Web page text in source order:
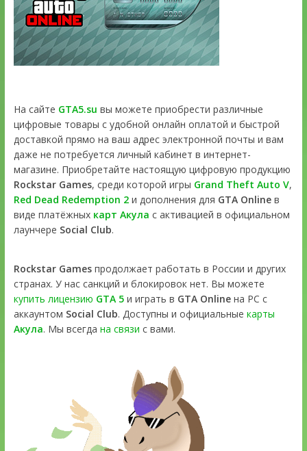
На сайте GTA5.su вы можете приобрести различные
цифровые товары с удобной онлайн оплатой и быстрой
доставкой прямо на ваш адрес электронной почты и вам
даже не потребуется личный кабинет в интернет-
магазине. Приобретайте настоящую цифровую продукцию
Rockstar Games, среди которой игры Grand Theft Auto V,
Red Dead Redemption 2и дополнения для GTA Onlineв
виде платёжных карт Акула с активацией в официальном
лаунчере Social Club.
Rockstar Gamesпродолжает работать в России и других
странах. У нас санкций и блокировок нет. Вы можете
купить лицензию GTA 5и играть в GTA Onlineна PC с
аккаунтом Social Club. Доступны и официальные карты
Акула. Мы всегда на связи с вами.